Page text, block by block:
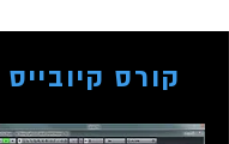
Cubase קורס קיובייס